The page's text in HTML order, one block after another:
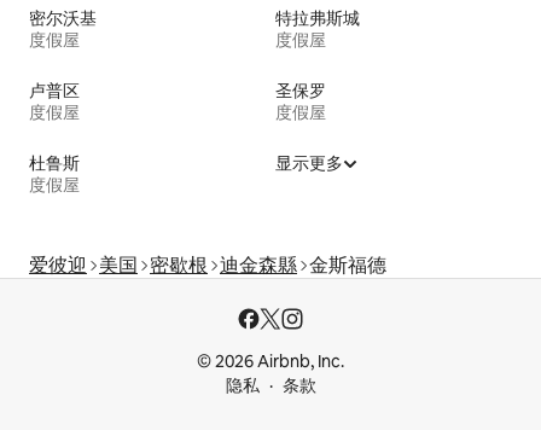
密尔沃基
度假屋
特拉弗斯城
度假屋
卢普区
度假屋
圣保罗
度假屋
杜鲁斯
度假屋
显示更多
爱彼迎 美国 密歇根 迪金森縣 金斯福德
© 2026 Airbnb, Inc.
隐私
条款